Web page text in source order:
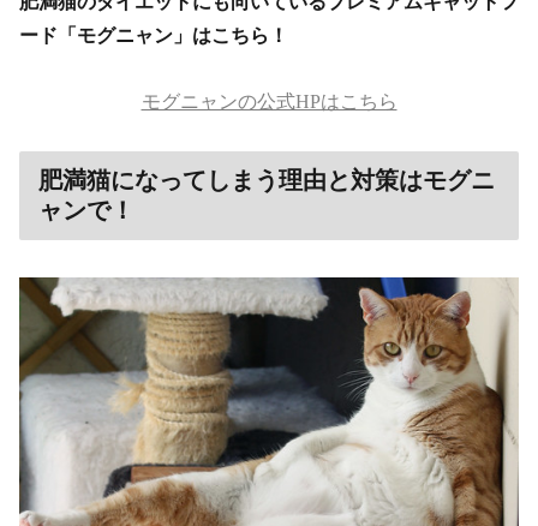
ード「モグニャン」はこちら！
モグニャンの公式HPはこちら
肥満猫になってしまう理由と対策はモグニ
ャンで！